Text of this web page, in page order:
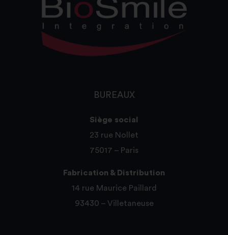
BUREAUX
Siège social
23 rue Nollet
75017 – Paris
Fabrication & Distribution
14 rue Maurice Paillard
93430 – Villetaneuse